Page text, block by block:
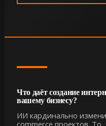
Что даёт создание
вашему бизнесу?
ИИ кардинально
commerce проектов.